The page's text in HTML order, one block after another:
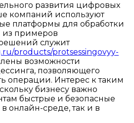
развития цифровых
компаний используют
платформы для обработки
примеров
служит
products/protsessingovyy-
возможности
позволяющего
операции. Интерес к таким
бизнесу важно
быстрые и безопасные
онлайн-среде, так и в